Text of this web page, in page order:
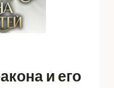
и его